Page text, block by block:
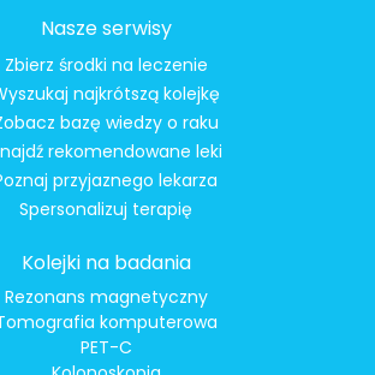
Nasze serwisy
Zbierz środki na leczenie
najkrótszą kolejkę
bazę wiedzy o raku
rekomendowane leki
przyjaznego lekarza
Spersonalizuj terapię
Kolejki na badania
Rezonans magnetyczny
komputerowa
PET-C